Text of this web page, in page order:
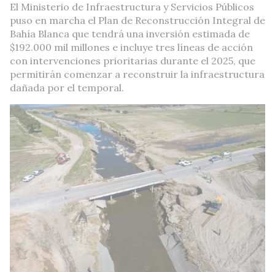
El Ministerio de Infraestructura y Servicios Públicos
puso en marcha el Plan de Reconstrucción Integral de
Bahía Blanca que tendrá una inversión estimada de
$192.000 mil millones e incluye tres líneas de acción
con intervenciones prioritarias durante el 2025, que
permitirán comenzar a reconstruir la infraestructura
dañada por el temporal.